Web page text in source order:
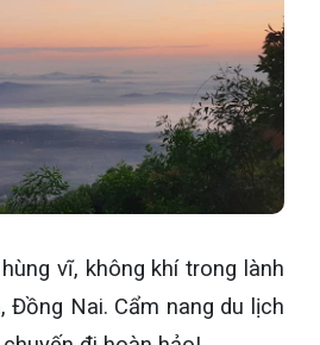
vĩ, không khí trong lành
Đồng Nai. Cẩm nang du lịch